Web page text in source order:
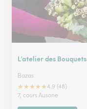
L’atelier des Bouquets
Bazas
★★★★★4.9 (48)
7, cours Ausone